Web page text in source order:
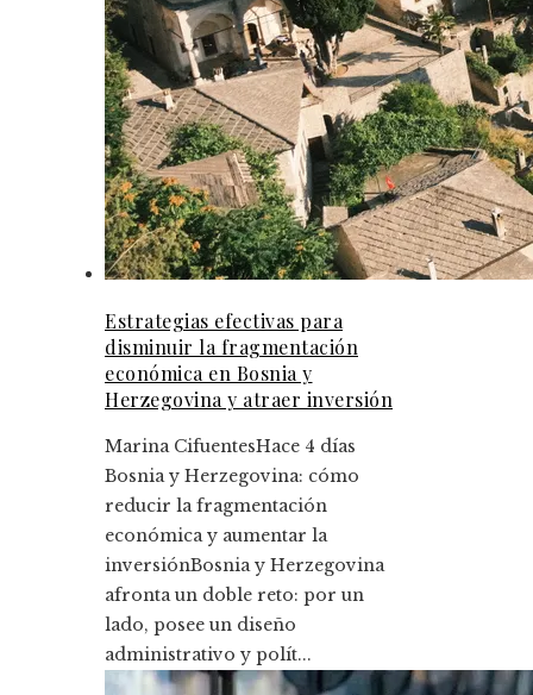
Estrategias efectivas para
disminuir la fragmentación
económica en Bosnia y
Herzegovina y atraer inversión
Marina CifuentesHace 4 días
Bosnia y Herzegovina: cómo
reducir la fragmentación
económica y aumentar la
inversiónBosnia y Herzegovina
afronta un doble reto: por un
lado, posee un diseño
administrativo y polít...